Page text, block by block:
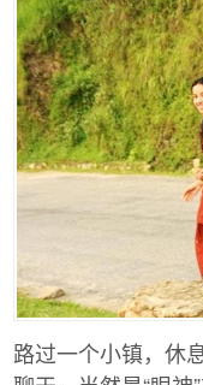
路过一个小镇，休